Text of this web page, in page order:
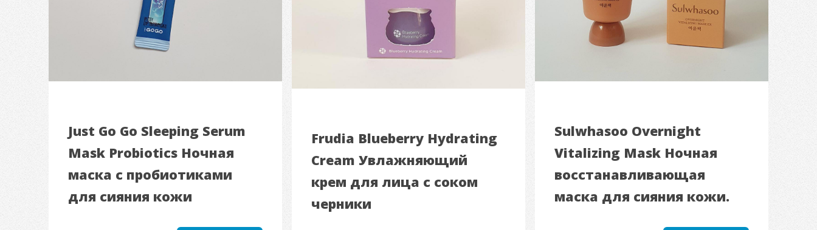
Just Go Go Sleeping Serum
Mask Probiotics Ночная
маска с пробиотиками
для сияния кожи
Frudia Blueberry Hydrating
Cream Увлажняющий
крем для лица с соком
черники
Sulwhasoo Overnight
Vitalizing Mask Ночная
восстанавливающая
маска для сияния кожи.